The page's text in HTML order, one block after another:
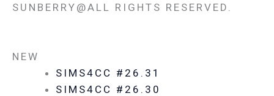
SUNBERRY@ALL RIGHTS RESERVED.
NEW
SIMS4CC #26.31
SIMS4CC #26.30